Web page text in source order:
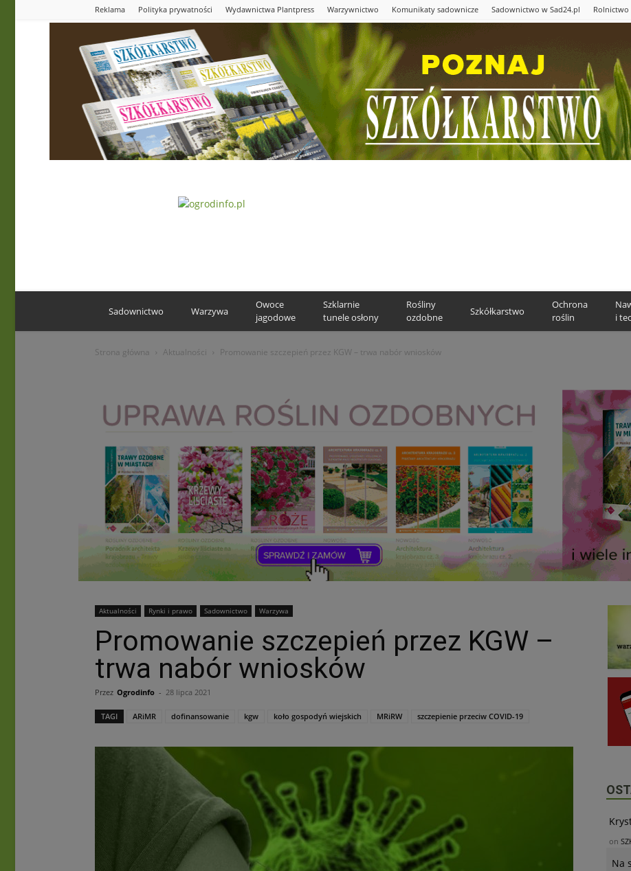
Reklama Polityka prywatności Wydawnictwa Plantpress Warzywnictwo Komunikaty sadownicze Sadownictwo w Sad24.pl Rolnictwo
Sadownictwo Warzywa
Owoce
jagodowe
Szklarnie
tunele osłony
Rośliny
ozdobne
Szkółkarstwo
Ochrona
roślin
i
Strona główna Aktualności Promowanie szczepień przez KGW – trwa nabór wniosków
Aktualności Rynki i prawo Sadownictwo Warzywa
Promowanie szczepień przez KGW –
trwa nabór wniosków
Przez Ogrodinfo - 28 lipca 2021
TAGI ARiMR dofinansowanie kgw koło gospodyń wiejskich MRiRW szczepienie przeciw COVID-19
on
Na